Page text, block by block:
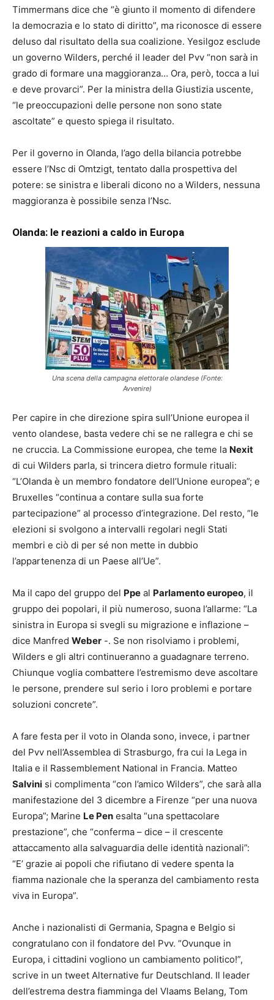
Timmermans dice che “è giunto il momento di difendere
la democrazia e lo stato di diritto”, ma riconosce di essere
deluso dal risultato della sua coalizione. Yesilgoz esclude
un governo Wilders, perché il leader del Pvv “non sarà in
grado di formare una maggioranza… Ora, però, tocca a lui
e deve provarci”. Per la ministra della Giustizia uscente,
“le preoccupazioni delle persone non sono state
ascoltate” e questo spiega il risultato.
Per il governo in Olanda, l’ago della bilancia potrebbe
essere l’Nsc di Omtzigt, tentato dalla prospettiva del
potere: se sinistra e liberali dicono no a Wilders, nessuna
maggioranza è possibile senza l’Nsc.
Olanda: le reazioni a caldo in Europa
Una scena della campagna elettorale olandese (Fonte:
Avvenire)
Per capire in che direzione spira sull’Unione europea il
vento olandese, basta vedere chi se ne rallegra e chi se
ne cruccia. La Commissione europea, che teme la Nexit
di cui Wilders parla, si trincera dietro formule rituali:
“L’Olanda è un membro fondatore dell’Unione europea”; e
Bruxelles “continua a contare sulla sua forte
partecipazione” al processo d’integrazione. Del resto, “le
elezioni si svolgono a intervalli regolari negli Stati
membri e ciò di per sé non mette in dubbio
l’appartenenza di un Paese all’Ue”.
Ma il capo del gruppo del Ppe al Parlamento europeo, il
gruppo dei popolari, il più numeroso, suona l’allarme: “La
sinistra in Europa si svegli su migrazione e inflazione –
dice Manfred Weber -. Se non risolviamo i problemi,
Wilders e gli altri continueranno a guadagnare terreno.
Chiunque voglia combattere l’estremismo deve ascoltare
le persone, prendere sul serio i loro problemi e portare
soluzioni concrete”.
A fare festa per il voto in Olanda sono, invece, i partner
del Pvv nell’Assemblea di Strasburgo, fra cui la Lega in
Italia e il Rassemblement National in Francia. Matteo
Salvini si complimenta “con l’amico Wilders”, che sarà alla
manifestazione del 3 dicembre a Firenze “per una nuova
Europa”; Marine Le Pen esalta “una spettacolare
prestazione”, che “conferma – dice – il crescente
attaccamento alla salvaguardia delle identità nazionali”:
“E’ grazie ai popoli che rifiutano di vedere spenta la
fiamma nazionale che la speranza del cambiamento resta
viva in Europa”.
Anche i nazionalisti di Germania, Spagna e Belgio si
congratulano con il fondatore del Pvv. “Ovunque in
Europa, i cittadini vogliono un cambiamento politico!”,
scrive in un tweet Alternative fur Deutschland. Il leader
dell’estrema destra fiamminga del Vlaams Belang, Tom